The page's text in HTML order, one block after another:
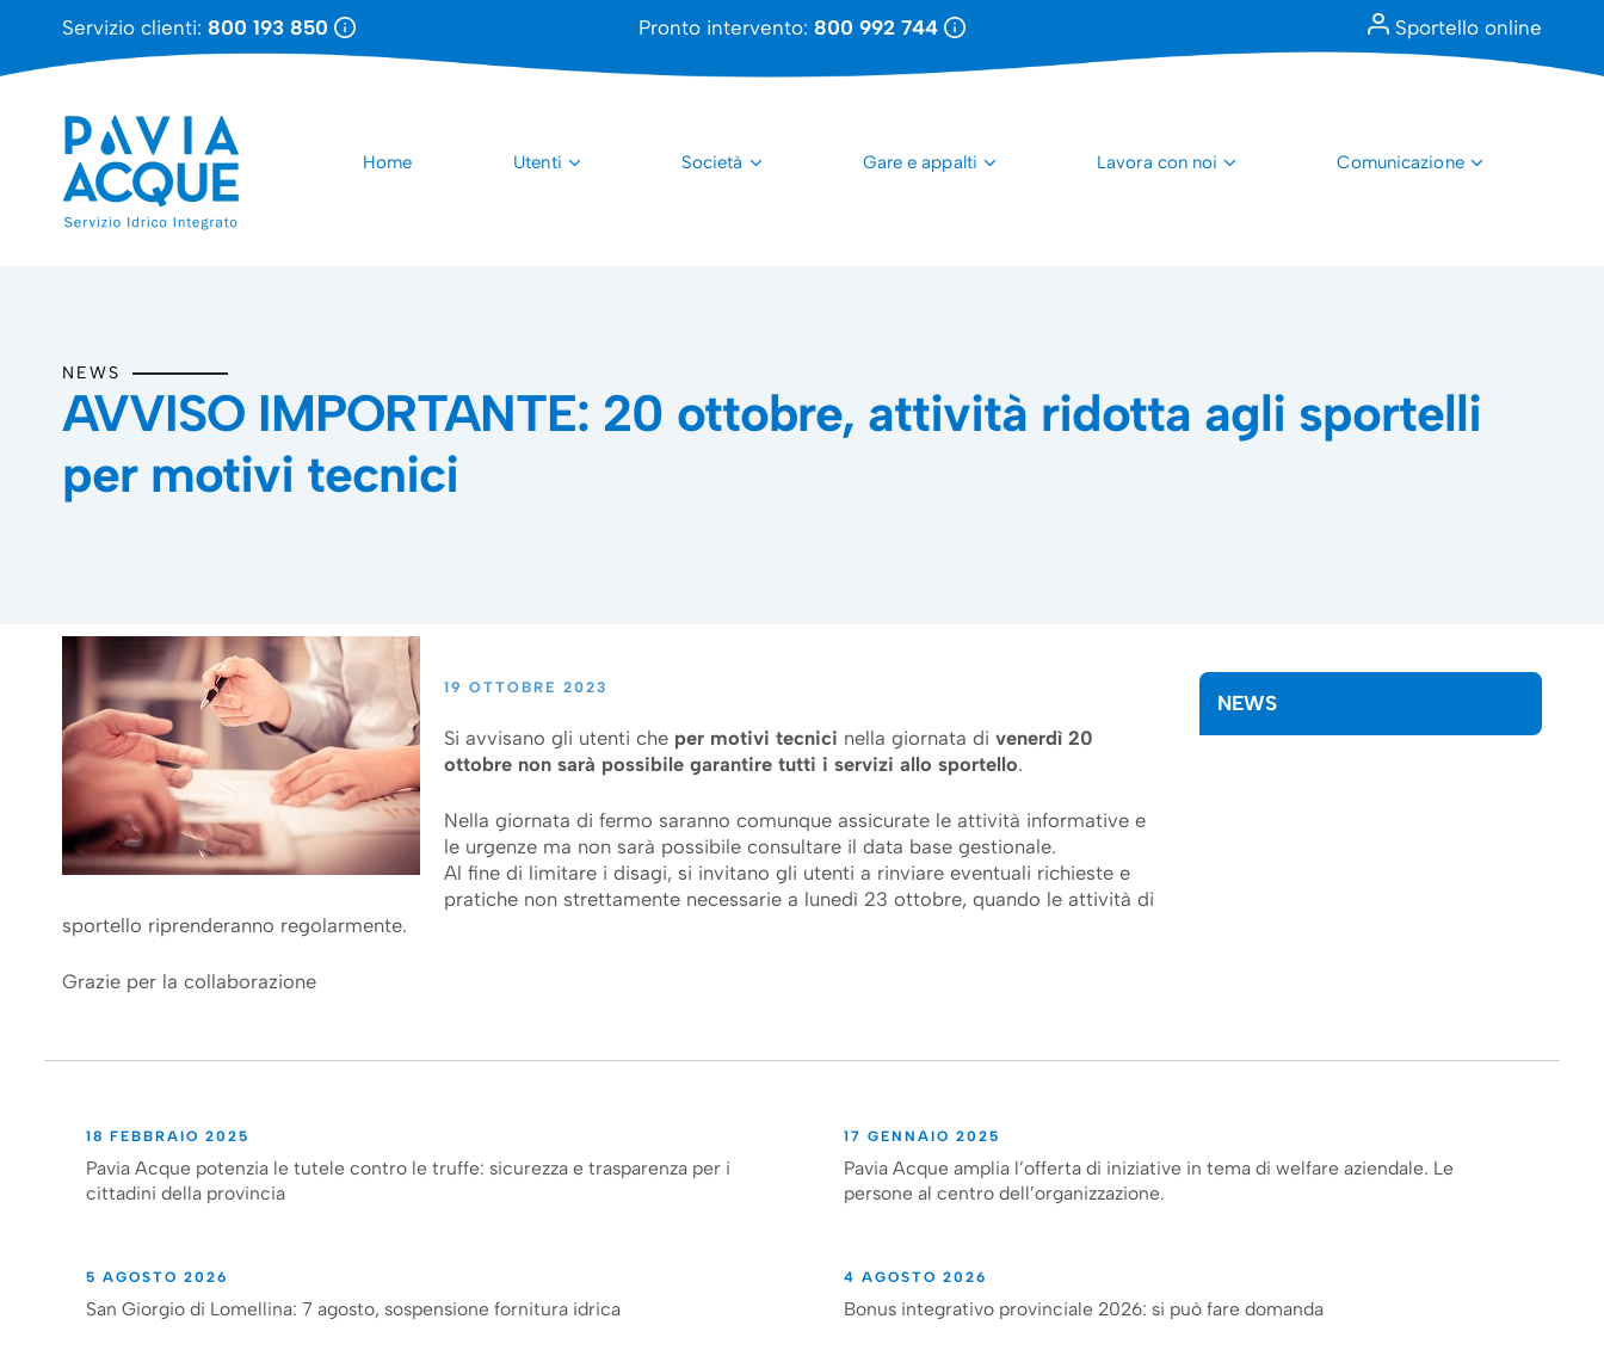
Servizio clienti: 800 193 850 Pronto intervento: 800 992 744 Sportello online
Home Utenti Società Gare e appalti Lavora con noi Comunicazione
NEWS
AVVISO IMPORTANTE: 20 ottobre, attività ridotta agli sportelli
per motivi tecnici
19 OTTOBRE 2023
Si avvisano gli utenti che per motivi tecnici nella giornata di venerdì 20
ottobre non sarà possibile garantire tutti i servizi allo sportello.
Nella giornata di fermo saranno comunque assicurate le attività informative e
le urgenze ma non sarà possibile consultare il data base gestionale.
Al fine di limitare i disagi, si invitano gli utenti a rinviare eventuali richieste e
pratiche non strettamente necessarie a lunedì 23 ottobre, quando le attività di
sportello riprenderanno regolarmente.
Grazie per la collaborazione
NEWS
18 FEBBRAIO 2025
Pavia Acque potenzia le tutele contro le truffe: sicurezza e trasparenza per i
cittadini della provincia
17 GENNAIO 2025
Pavia Acque amplia l’offerta di iniziative in tema di welfare aziendale. Le
persone al centro dell’organizzazione.
5 AGOSTO 2026
San Giorgio di Lomellina: 7 agosto, sospensione fornitura idrica
4 AGOSTO 2026
Bonus integrativo provinciale 2026: si può fare domanda